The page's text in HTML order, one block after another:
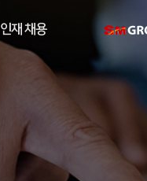
인재 채용